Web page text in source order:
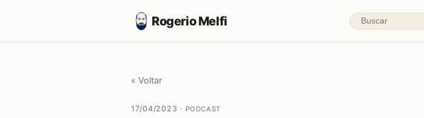
Rogerio Melfi
« Voltar
17/04/2023 · PODCAST